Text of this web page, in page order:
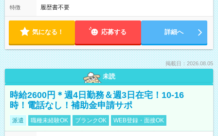
特徴 履歴書不要
気になる！ 応募する 詳細へ
掲載日：2026.08.05
未読
時給2600円＊週4日勤務＆週3日在宅！10-16
時！電話なし！補助金申請サポ
派遣 職種未経験OK ブランクOK WEB登録・面接OK